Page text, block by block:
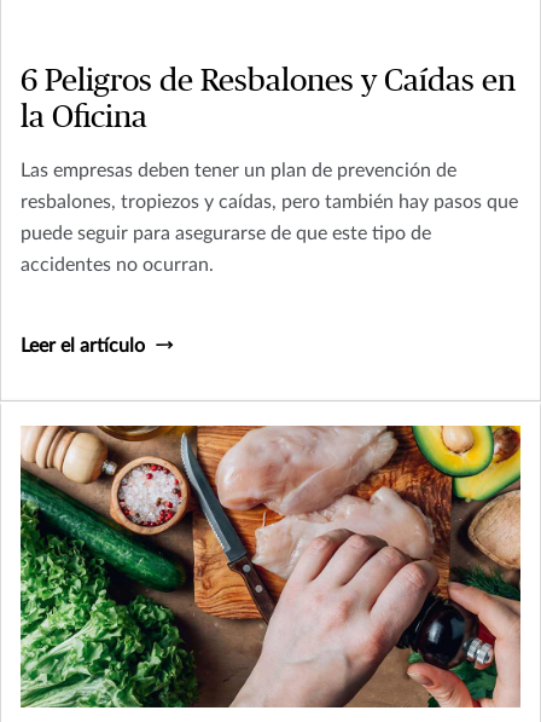
6 Peligros de Resbalones y Caídas en
la Oficina
Las empresas deben tener un plan de prevención de
resbalones, tropiezos y caídas, pero también hay pasos que
puede seguir para asegurarse de que este tipo de
accidentes no ocurran.
Leer el artículo